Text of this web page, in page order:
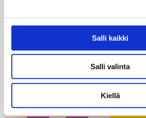
Salli kaikki
Salli valinta
Kiellä
Tapahtuman aikana on käynnissä
Kuva: Helsingin kaupunginmuseo.